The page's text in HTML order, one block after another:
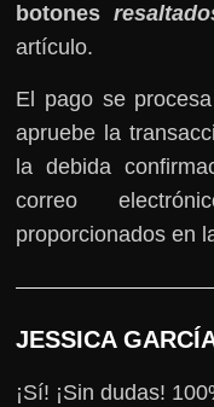
botones
artículo.
El pago se
apruebe la
la debida
correo
proporcionados en
JESSICA
¡Sí! ¡Sin dudas!